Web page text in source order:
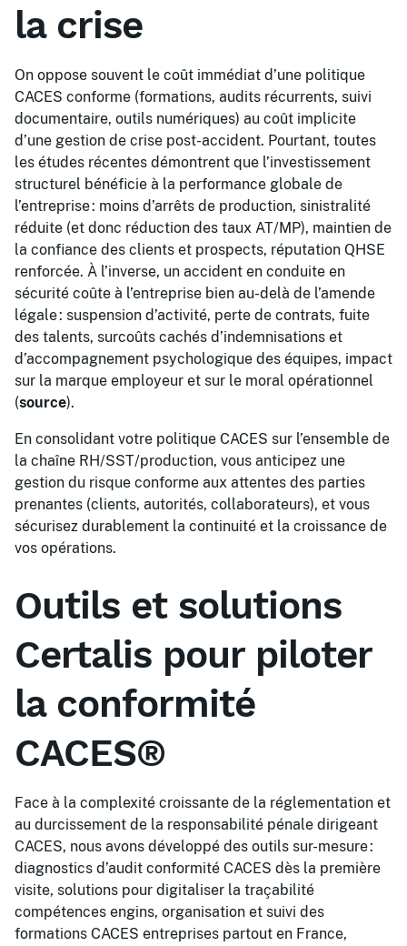
la crise
On oppose souvent le coût immédiat d’une politique
CACES conforme (formations, audits récurrents, suivi
documentaire, outils numériques) au coût implicite
d’une gestion de crise post-accident. Pourtant, toutes
les études récentes démontrent que l’investissement
structurel bénéficie à la performance globale de
l’entreprise : moins d’arrêts de production, sinistralité
réduite (et donc réduction des taux AT/MP), maintien de
la confiance des clients et prospects, réputation QHSE
renforcée. À l’inverse, un accident en conduite en
sécurité coûte à l’entreprise bien au-delà de l’amende
légale : suspension d’activité, perte de contrats, fuite
des talents, surcoûts cachés d’indemnisations et
d’accompagnement psychologique des équipes, impact
sur la marque employeur et sur le moral opérationnel
(source).
En consolidant votre politique CACES sur l’ensemble de
la chaîne RH/SST/production, vous anticipez une
gestion du risque conforme aux attentes des parties
prenantes (clients, autorités, collaborateurs), et vous
sécurisez durablement la continuité et la croissance de
vos opérations.
Outils et solutions
Certalis pour piloter
la conformité
CACES®
Face à la complexité croissante de la réglementation et
au durcissement de la responsabilité pénale dirigeant
CACES, nous avons développé des outils sur-mesure :
diagnostics d’audit conformité CACES dès la première
visite, solutions pour digitaliser la traçabilité
compétences engins, organisation et suivi des
formations CACES entreprises partout en France,